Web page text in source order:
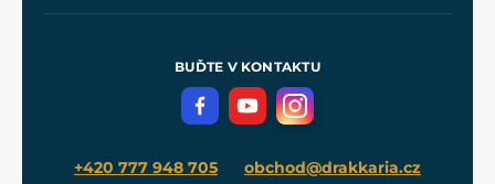
Meče pro Kingdom Come
BUĎTE V KONTAKTU
+420 777 948 705 obchod@drakkaria.cz